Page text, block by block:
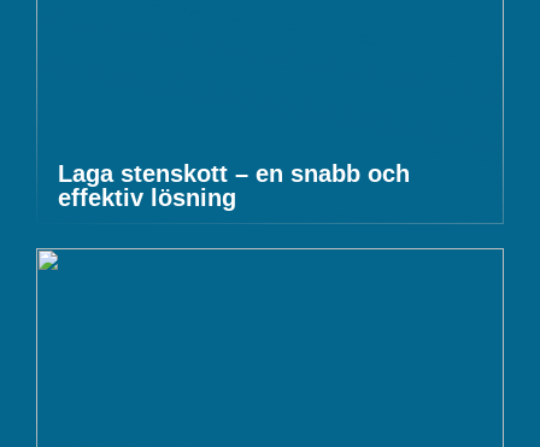
Laga stenskott – en snabb och
effektiv lösning